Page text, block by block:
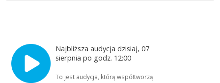
Najbliższa audycja dzisiaj, 07
sierpnia po godz. 12:00
To jest audycja, którą współtworzą